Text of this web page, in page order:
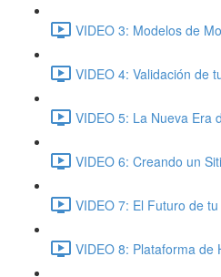
VIDEO 3: Modelos de
VIDEO 4: Validación de
VIDEO 5: La Nueva Era
VIDEO 6: Creando un
VIDEO 7: El Futuro de
VIDEO 8: Plataforma de